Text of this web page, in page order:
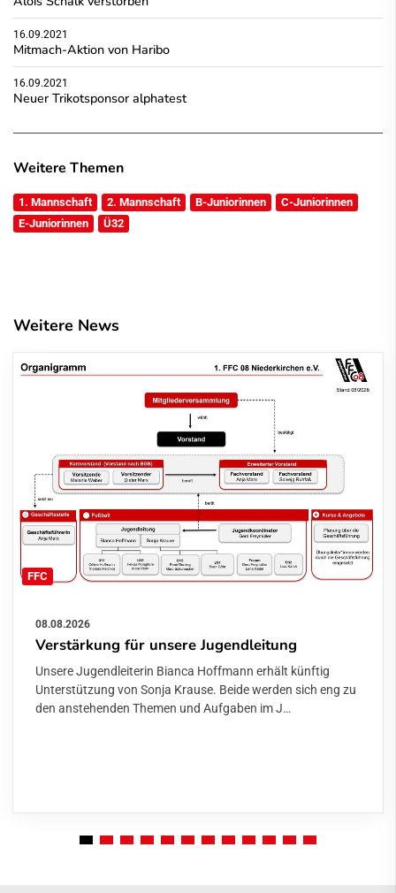
16.09.2021
Mitmach-Aktion von Haribo
16.09.2021
Neuer Trikotsponsor alphatest
Weitere Themen
1. Mannschaft 2. Mannschaft B-Juniorinnen
C-Juniorinnen
E-Juniorinnen
Ü32
Weitere News
FFC
08.08.2026
Verstärkung für unsere Jugendleitung
Unsere Jugendleiterin Bianca Hoffmann erhält künftig
Unterstützung von Sonja Krause. Beide werden sich eng zu
den anstehenden Themen und Aufgaben im J…